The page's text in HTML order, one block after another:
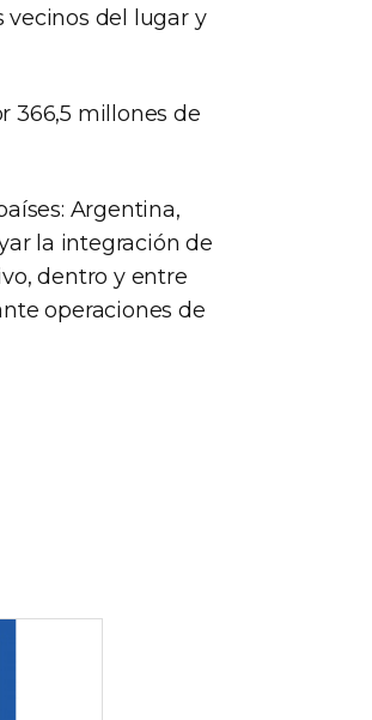
vecinos del lugar y
366,5 millones de
Argentina,
la integración de
dentro y entre
operaciones de